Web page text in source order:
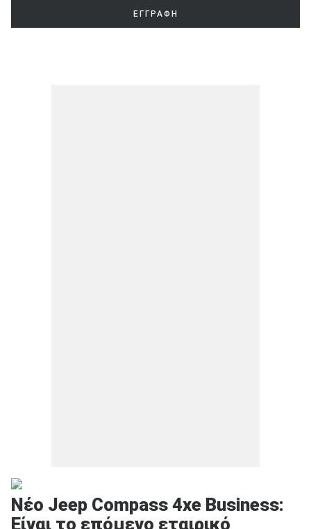
ΕΓΓΡΑΦΗ
Νέο Jeep Compass 4xe Business:
Είναι το επόμενο εταιρικό